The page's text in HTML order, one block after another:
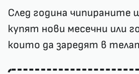
След година чипираните
купят нови месечни или
които да заредят в